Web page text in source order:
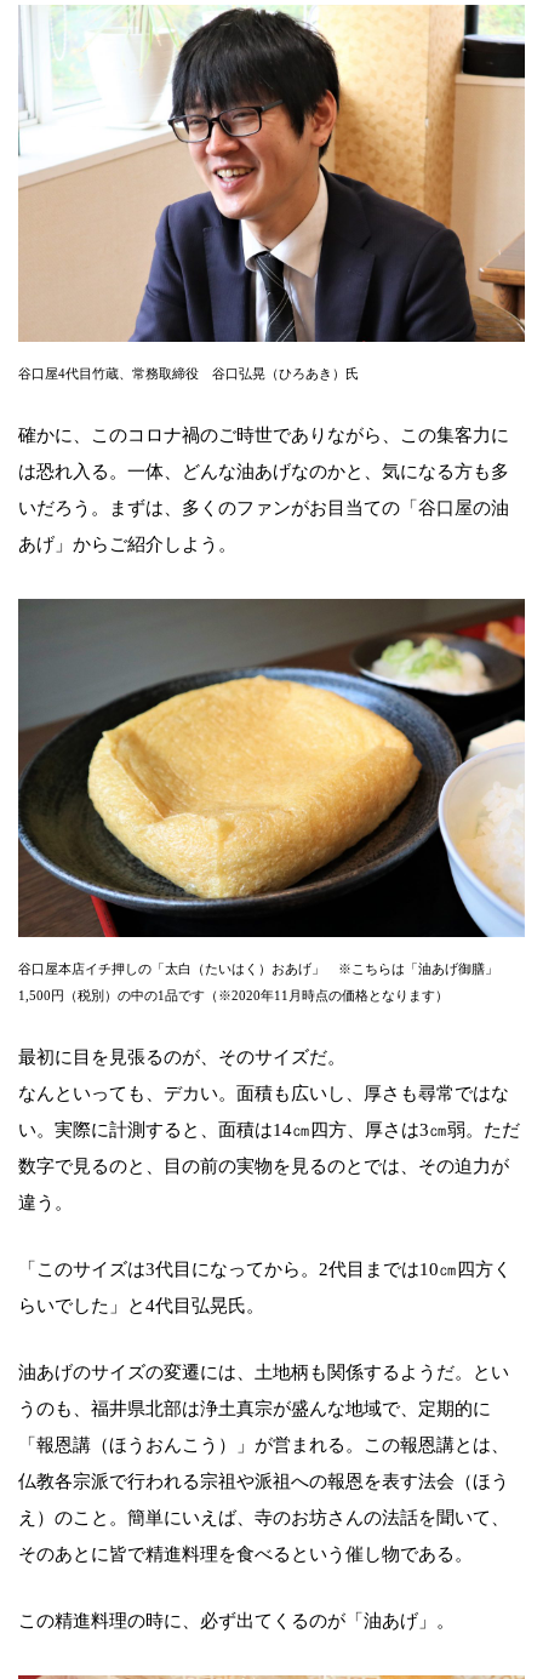
谷口屋4代目竹蔵、常務取締役 谷口弘晃（ひろあき）氏
確かに、このコロナ禍のご時世でありながら、この集客力に
は恐れ入る。一体、どんな油あげなのかと、気になる方も多
いだろう。まずは、多くのファンがお目当ての「谷口屋の油
あげ」からご紹介しよう。
谷口屋本店イチ押しの「太白（たいはく）おあげ」 ※こちらは「油あげ御膳」
1,500円（税別）の中の1品です（※2020年11月時点の価格となります）
最初に目を見張るのが、そのサイズだ。
なんといっても、デカい。面積も広いし、厚さも尋常ではな
い。実際に計測すると、面積は14㎝四方、厚さは3㎝弱。ただ
数字で見るのと、目の前の実物を見るのとでは、その迫力が
違う。
「このサイズは3代目になってから。2代目までは10㎝四方く
らいでした」と4代目弘晃氏。
油あげのサイズの変遷には、土地柄も関係するようだ。とい
うのも、福井県北部は浄土真宗が盛んな地域で、定期的に
「報恩講（ほうおんこう）」が営まれる。この報恩講とは、
仏教各宗派で行われる宗祖や派祖への報恩を表す法会（ほう
え）のこと。簡単にいえば、寺のお坊さんの法話を聞いて、
そのあとに皆で精進料理を食べるという催し物である。
この精進料理の時に、必ず出てくるのが「油あげ」。